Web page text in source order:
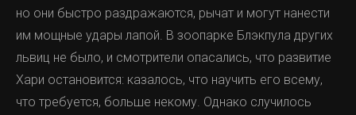
но они быстро раздражаются, рычат и могут нанести
им мощные удары лапой. В зоопарке Блэкпула других
львиц не было, и смотрители опасались, что развитие
Хари остановится: казалось, что научить его всему,
что требуется, больше некому. Однако случилось